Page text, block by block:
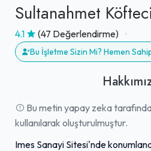
Sultanahmet
4.1 (47 Değerlendirme)
Bu İşletme Sizin Mi? Hemen
Bu metin yapay zeka
kullanılarak oluşturulmuştur.
Imes Sanayi Sitesi'nde